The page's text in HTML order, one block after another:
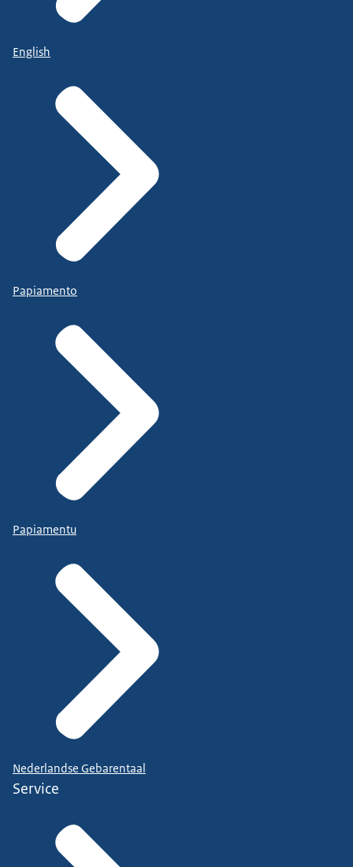
English
Papiamento
Papiamentu
Nederlandse Gebarentaal
Service